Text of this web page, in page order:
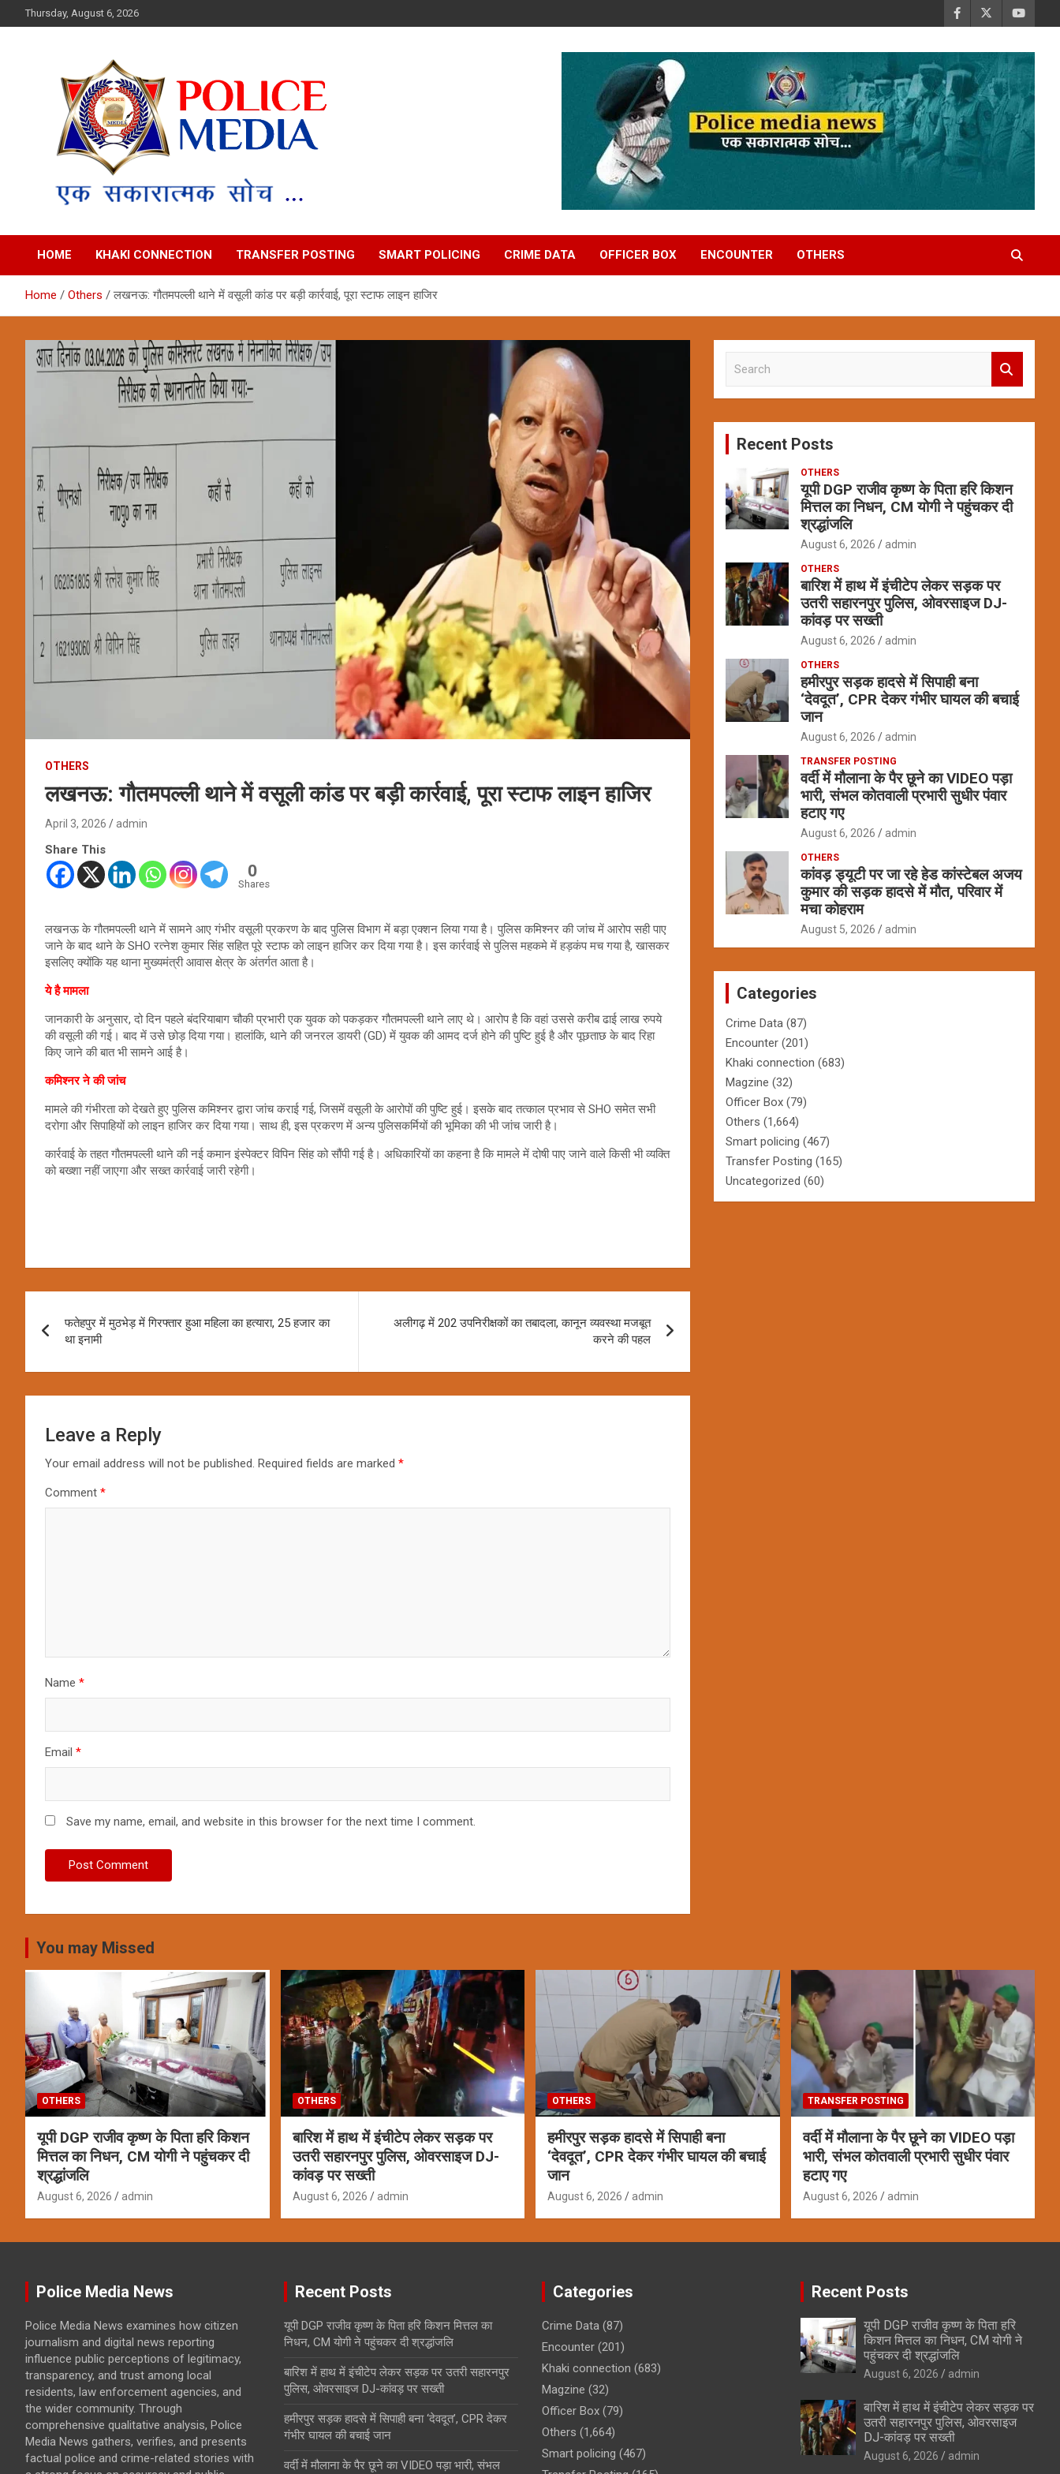
to
Thursday, August 6, 2026
Police Media News
HOME KHAKI CONNECTION TRANSFER POSTING SMART POLICING CRIME DATA OFFICER BOX ENCOUNTER OTHERS
Home Others लखनऊ: गौतमपल्ली थाने में वसूली कांड पर बड़ी कार्रवाई, पूरा स्टाफ लाइन हाजिर
OTHERS
लखनऊ: गौतमपल्ली थाने में वसूली कांड पर बड़ी कार्रवाई, पूरा स्टाफ लाइन हाजिर
April 3, 2026 admin
Share This
0
Shares
लखनऊ के गौतमपल्ली थाने में सामने आए गंभीर वसूली प्रकरण के बाद पुलिस विभाग में बड़ा एक्शन लिया गया है। पुलिस कमिश्नर की जांच में आरोप सही पाए
जाने के बाद थाने के SHO रत्नेश कुमार सिंह सहित पूरे स्टाफ को लाइन हाजिर कर दिया गया है। इस कार्रवाई से पुलिस महकमे में हड़कंप मच गया है, खासकर
इसलिए क्योंकि यह थाना मुख्यमंत्री आवास क्षेत्र के अंतर्गत आता है।
ये है मामला
जानकारी के अनुसार, दो दिन पहले बंदरियाबाग चौकी प्रभारी एक युवक को पकड़कर गौतमपल्ली थाने लाए थे। आरोप है कि वहां उससे करीब ढाई लाख रुपये
की वसूली की गई। बाद में उसे छोड़ दिया गया। हालांकि, थाने की जनरल डायरी (GD) में युवक की आमद दर्ज होने की पुष्टि हुई है और पूछताछ के बाद रिहा
किए जाने की बात भी सामने आई है।
कमिश्नर ने की जांच
मामले की गंभीरता को देखते हुए पुलिस कमिश्नर द्वारा जांच कराई गई, जिसमें वसूली के आरोपों की पुष्टि हुई। इसके बाद तत्काल प्रभाव से SHO समेत सभी
दरोगा और सिपाहियों को लाइन हाजिर कर दिया गया। साथ ही, इस प्रकरण में अन्य पुलिसकर्मियों की भूमिका की भी जांच जारी है।
कार्रवाई के तहत गौतमपल्ली थाने की नई कमान इंस्पेक्टर विपिन सिंह को सौंपी गई है। अधिकारियों का कहना है कि मामले में दोषी पाए जाने वाले किसी भी व्यक्ति
को बख्शा नहीं जाएगा और सख्त कार्रवाई जारी रहेगी।
navigation
फतेहपुर में मुठभेड़ में गिरफ्तार हुआ महिला का हत्यारा, 25 हजार का
था इनामी
अलीगढ़ में 202 उपनिरीक्षकों का तबादला, कानून व्यवस्था मजबूत
करने की पहल
Leave a Reply
Your email address will not be published. Required fields are marked *
Comment *
Name *
Email *
Save my name, email, and website in this browser for the next time I comment.
c
Recent Posts
OTHERS
यूपी DGP राजीव कृष्ण के पिता हरि किशन
मित्तल का निधन, CM योगी ने पहुंचकर दी
श्रद्धांजलि
August 6, 2026 admin
OTHERS
बारिश में हाथ में इंचीटेप लेकर सड़क पर
उतरी सहारनपुर पुलिस, ओवरसाइज DJ-
कांवड़ पर सख्ती
August 6, 2026 admin
OTHERS
हमीरपुर सड़क हादसे में सिपाही बना
‘देवदूत’, CPR देकर गंभीर घायल की बचाई
जान
August 6, 2026 admin
TRANSFER POSTING
वर्दी में मौलाना के पैर छूने का VIDEO पड़ा
भारी, संभल कोतवाली प्रभारी सुधीर पंवार
हटाए गए
August 6, 2026 admin
OTHERS
कांवड़ ड्यूटी पर जा रहे हेड कांस्टेबल अजय
कुमार की सड़क हादसे में मौत, परिवार में
मचा कोहराम
August 5, 2026 admin
Categories
Crime Data (87)
Encounter (201)
Khaki connection (683)
Magzine (32)
Officer Box (79)
Others (1,664)
Smart policing (467)
Transfer Posting (165)
Uncategorized (60)
You may Missed
OTHERS
यूपी DGP राजीव कृष्ण के पिता हरि किशन
मित्तल का निधन, CM योगी ने पहुंचकर दी
श्रद्धांजलि
August 6, 2026 admin
OTHERS
बारिश में हाथ में इंचीटेप लेकर सड़क पर
उतरी सहारनपुर पुलिस, ओवरसाइज DJ-
कांवड़ पर सख्ती
August 6, 2026 admin
OTHERS
हमीरपुर सड़क हादसे में सिपाही बना
‘देवदूत’, CPR देकर गंभीर घायल की बचाई
जान
August 6, 2026 admin
TRANSFER POSTING
वर्दी में मौलाना के पैर छूने का VIDEO पड़ा
भारी, संभल कोतवाली प्रभारी सुधीर पंवार
हटाए गए
August 6, 2026 admin
Police Media News
Police Media News examines how citizen
journalism and digital news reporting
influence public perceptions of legitimacy,
transparency, and trust among local
residents, law enforcement agencies, and
the wider community. Through
comprehensive qualitative analysis, Police
Media News gathers, verifies, and presents
factual police and crime-related stories with
Recent Posts
यूपी DGP राजीव कृष्ण के पिता हरि किशन मित्तल का
निधन, CM योगी ने पहुंचकर दी श्रद्धांजलि
बारिश में हाथ में इंचीटेप लेकर सड़क पर उतरी सहारनपुर
पुलिस, ओवरसाइज DJ-कांवड़ पर सख्ती
हमीरपुर सड़क हादसे में सिपाही बना ‘देवदूत’, CPR देकर
गंभीर घायल की बचाई जान
वर्दी में मौलाना के पैर छूने का VIDEO पड़ा भारी, संभल
Categories
Crime Data (87)
Encounter (201)
Khaki connection (683)
Magzine (32)
Officer Box (79)
Others (1,664)
Smart policing (467)
Recent Posts
यूपी DGP राजीव कृष्ण के पिता हरि
किशन मित्तल का निधन, CM योगी ने
पहुंचकर दी श्रद्धांजलि
August 6, 2026 admin
बारिश में हाथ में इंचीटेप लेकर सड़क पर
उतरी सहारनपुर पुलिस, ओवरसाइज
DJ-कांवड़ पर सख्ती
August 6, 2026 admin